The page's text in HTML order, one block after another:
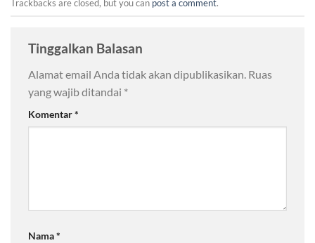
Trackbacks are closed, but you can post a comment.
Tinggalkan Balasan
Alamat email Anda tidak akan dipublikasikan. Ruas
yang wajib ditandai *
Komentar*
Nama*